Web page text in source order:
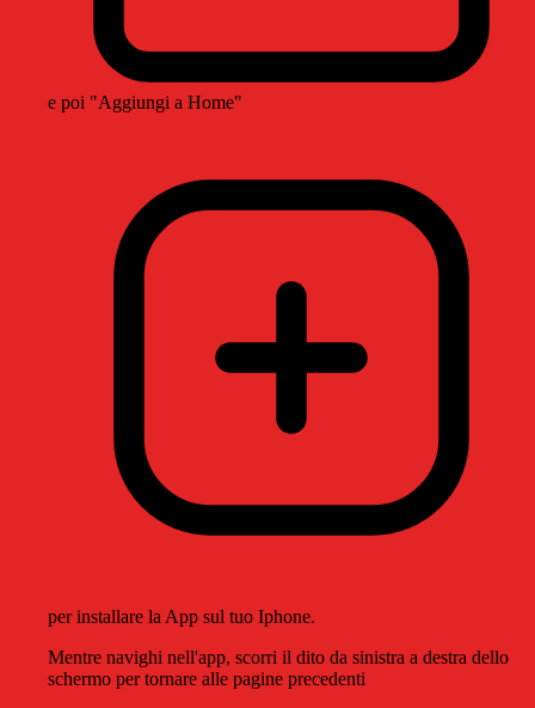
e poi "Aggiungi a Home"
per installare la App sul tuo Iphone.
Mentre navighi nell'app, scorri il dito da sinistra a destra dello
schermo per tornare alle pagine precedenti